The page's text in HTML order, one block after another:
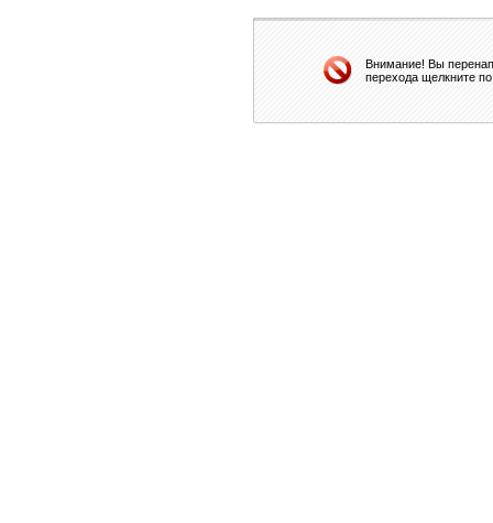
Внимание! Вы
перехода щелкните